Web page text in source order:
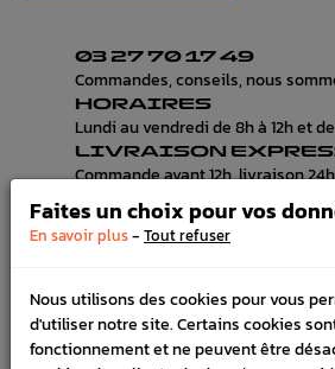
03 27 70 17 49
Commandes, conseils, nous
HORAIRES
Lundi au vendredi de 8h à 12h et de
LIVRAISON
Commande avant 12h, livraison
PAIEMENT CB
100% sécurisé, payez en 3x, 4x ou
commande
DÉTAILS DU PRODUIT
Faites un choix pour vos
En savoir plus- Tout refuser
Nous utilisons des cookies pour vous
d'utiliser notre site. Certains cookies
fonctionnement et ne peuvent être